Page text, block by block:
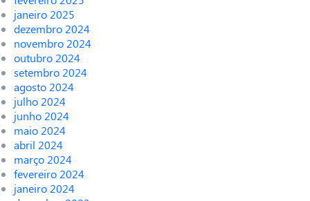
janeiro 2025
dezembro 2024
novembro 2024
outubro 2024
setembro 2024
agosto 2024
julho 2024
junho 2024
maio 2024
abril 2024
março 2024
fevereiro 2024
janeiro 2024